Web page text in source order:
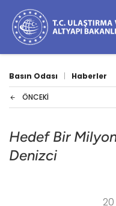
Basın Odası | Haberler
ÖNCEKI
Hedef Bir
Denizci
20